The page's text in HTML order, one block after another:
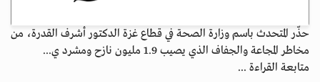
حذّر المتحدث باسم وزارة الصحة في قطاع غزة الدكتور أشرف القدرة، من
مخاطر المجاعة والجفاف الذي يصيب 1.9 مليون نازح ومشرد ي...
متابعة القراءة ...